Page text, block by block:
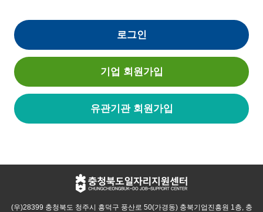
로그인
기업 회원가입
유관기관 회원가입
(우)28399 충청북도 청주시 흥덕구 풍산로 50(가경동) 충북기업진흥원 1층, 충